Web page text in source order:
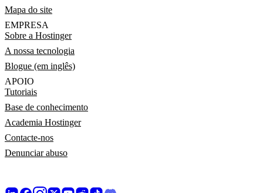
Mapa do site
EMPRESA
Sobre a Hostinger
A nossa tecnologia
Blogue (em inglês)
APOIO
Tutoriais
Base de conhecimento
Academia Hostinger
Contacte-nos
Denunciar abuso